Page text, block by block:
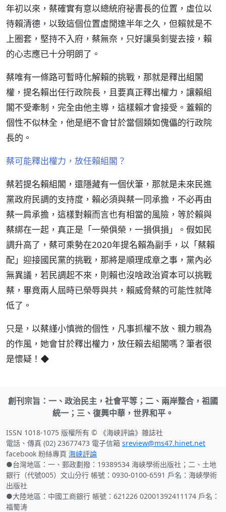
年初以來，蔡確實有意以總統府祕書長的位置，虛位以
待賴清德，以致這個位置虛閒達半年之久，但賴就是不
上圈套，堅持不入府，蔡無奈，只好讓吳釗燮去接，賴
的心志應已十分明朗了。
蔡唯有一條路可暫時化解賴的挑戰，那就是釋出組閣
權，提名賴出任行政院長，且要真正釋出權力，讓賴組
閣不受牽制，完全由他主導，這樣賴才會接受。蓋賴的
個性不似林全，他是絕不會甘於當個類如傀儡的行政院
長的。
蔡可能釋出權力，放任賴組閣？
蔡若提名賴組閣，還隱藏有一個伏筆，那就是未來民進
黨政府民調的支持度，賴必須與蔡一同承擔，不必再由
蔡一肩承擔，這樣對賴而言也有相當的風險，等於賴與
蔡綁在一起，真正是「一榮俱榮，一損俱損」。假如民
調升高了，蔡可乘勢在2020年提名賴為副手，以「蔡賴
配」迎接國民黨的挑戰，那將是順理成章之事，黨內必
無異議，若民調起不來，則賴也沒啥政治資本可以挑戰
蔡，畢竟兩人屆時已榮辱與共，賴威脅蔡的可能性就降
低了。
只是，以蔡謹小慎微的個性，凡事抓權不放、親力親為
的作風，她會甘於釋出權力，放任賴去組閣嗎？筆者很
是懷疑！◆
創刊宗旨：一、政治民主，社會平等；二、兩岸整合，祖國
統一；三、復興中華，世界和平。
ISSN 1018-1075 版權所有 © 《海峽評論》雜誌社
電話、傳真 (02) 23677473 電子信箱 sreview@ms47.hinet.net
facebook 粉絲專頁 海峽評論
●台灣地區：一、郵政劃撥：19389534 海峽學術出版社；二、土地
銀行（代號005）文山分行 帳號：0930-0100-6591 戶名：海峽學術
出版社
●大陸地區：中國工商銀行 帳號：621226 02001392411174 戶名：
福蜀涛